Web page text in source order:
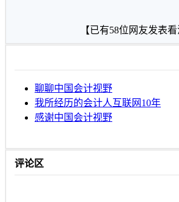
【已有58位网友发表看
聊聊中国会计视野
我所经历的会计人互联网10年
感谢中国会计视野
评论区